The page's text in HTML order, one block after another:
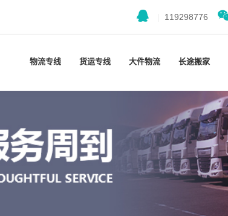
119298776
物流专线 货运专线 大件物流 长途搬家